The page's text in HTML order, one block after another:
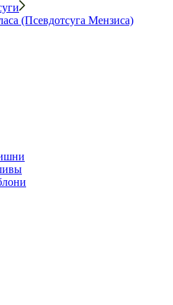
(Псевдотсуга Мензиса)